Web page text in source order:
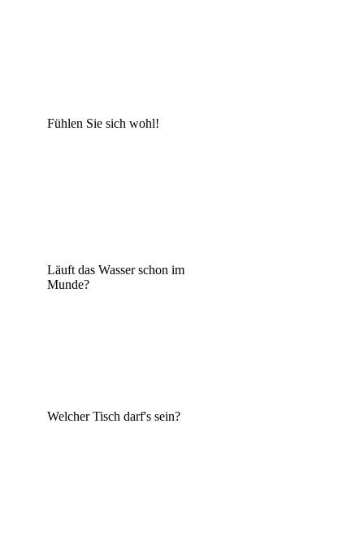
Fühlen Sie sich wohl!
Läuft das Wasser schon im
Munde?
Welcher Tisch darf's sein?